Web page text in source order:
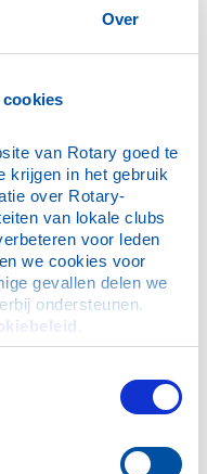
Over
van Rotary goed te
krijgen in het gebruik
over Rotary-
van lokale clubs
voor leden
we cookies voor
gevallen delen we
ondersteunen.
mijn login (je blijft
voor de Rotary